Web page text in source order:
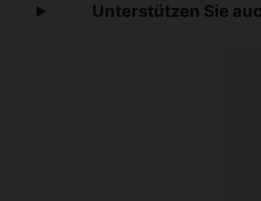
Unterstützen Sie